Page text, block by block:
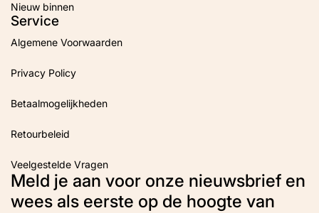
Nieuw binnen
Service
Algemene Voorwaarden
Privacy Policy
Betaalmogelijkheden
Retourbeleid
Veelgestelde Vragen
Meld je aan voor onze nieuwsbrief en
wees als eerste op de hoogte van